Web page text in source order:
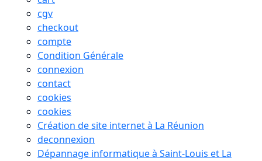
cgv
checkout
compte
Condition Générale
connexion
contact
cookies
cookies
Création de site internet à La Réunion
deconnexion
Dépannage informatique à Saint-Louis et La